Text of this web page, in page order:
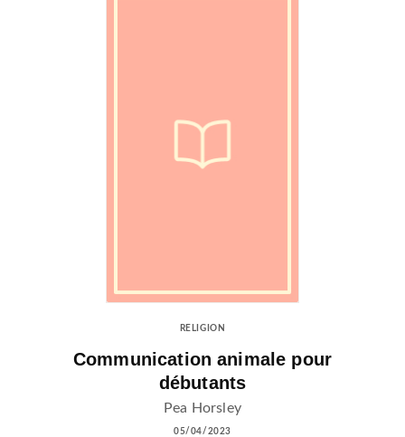
RELIGION
Communication animale pour
débutants
Pea Horsley
05/04/2023